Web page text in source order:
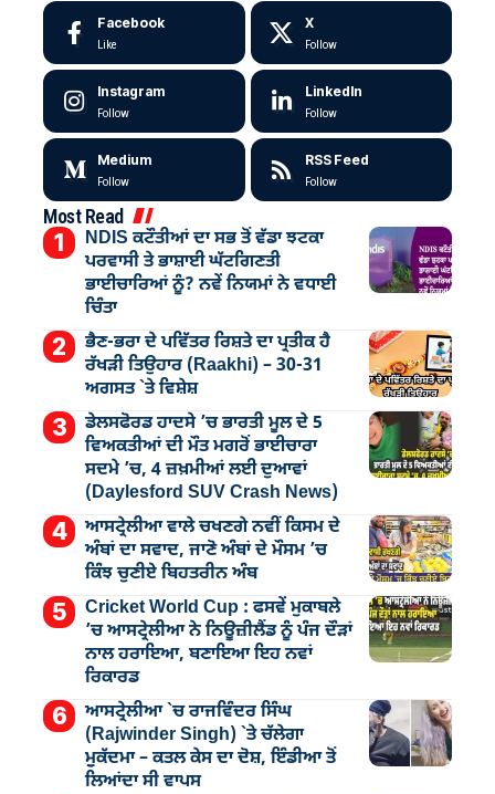
Facebook
Like
X
Follow
Instagram
Follow
LinkedIn
Follow
Medium
Follow
RSS Feed
Follow
Most Read
NDIS ਕਟੌਤੀਆਂ ਦਾ ਸਭ ਤੋਂ ਵੱਡਾ ਝਟਕਾ
ਪਰਵਾਸੀ ਤੇ ਭਾਸ਼ਾਈ ਘੱਟਗਿਣਤੀ
ਭਾਈਚਾਰਿਆਂ ਨੂੰ? ਨਵੇਂ ਨਿਯਮਾਂ ਨੇ ਵਧਾਈ
ਚਿੰਤਾ
ਭੈਣ-ਭਰਾ ਦੇ ਪਵਿੱਤਰ ਰਿਸ਼ਤੇ ਦਾ ਪ੍ਰਤੀਕ ਹੈ
ਰੱਖੜੀ ਤਿਉਹਾਰ (Raakhi) – 30-31
ਅਗਸਤ `ਤੇ ਵਿਸ਼ੇਸ਼
ਡੇਲਸਫੋਰਡ ਹਾਦਸੇ ’ਚ ਭਾਰਤੀ ਮੂਲ ਦੇ 5
ਵਿਅਕਤੀਆਂ ਦੀ ਮੌਤ ਮਗਰੋਂ ਭਾਈਚਾਰਾ
ਸਦਮੇ ’ਚ, 4 ਜ਼ਖ਼ਮੀਆਂ ਲਈ ਦੁਆਵਾਂ
(Daylesford SUV Crash News)
ਆਸਟ੍ਰੇਲੀਆ ਵਾਲੇ ਚਖਣਗੇ ਨਵੀਂ ਕਿਸਮ ਦੇ
ਅੰਬਾਂ ਦਾ ਸਵਾਦ, ਜਾਣੋ ਅੰਬਾਂ ਦੇ ਮੌਸਮ ’ਚ
ਕਿੰਝ ਚੁਣੀਏ ਬਿਹਤਰੀਨ ਅੰਬ
Cricket World Cup : ਫਸਵੇਂ ਮੁਕਾਬਲੇ
’ਚ ਆਸਟ੍ਰੇਲੀਆ ਨੇ ਨਿਊਜ਼ੀਲੈਂਡ ਨੂੰ ਪੰਜ ਦੌੜਾਂ
ਨਾਲ ਹਰਾਇਆ, ਬਣਾਇਆ ਇਹ ਨਵਾਂ
ਰਿਕਾਰਡ
ਆਸਟ੍ਰੇਲੀਆ `ਚ ਰਾਜਵਿੰਦਰ ਸਿੰਘ
(Rajwinder Singh) `ਤੇ ਚੱਲੇਗਾ
ਮੁੁਕੱਦਮਾ – ਕਤਲ ਕੇਸ ਦਾ ਦੋਸ਼, ਇੰਡੀਆ ਤੋਂ
ਲਿਆਂਦਾ ਸੀ ਵਾਪਸ